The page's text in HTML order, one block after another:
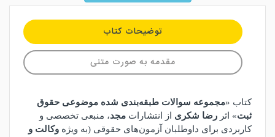
توضیحات کتاب
مقدمه به صورت متنی
کتاب «مجموعه سوالات طبقه‌بندی شده موضوعی حقوق
ثبت» اثر رضا شکری از انتشارات مجد، منبعی تخصصی و
کاربردی برای داوطلبان آزمون‌های حقوقی (به ویژه وکالت و